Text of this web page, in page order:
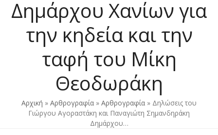
Δημάρχου Χανίων για
την κηδεία και την
ταφή του Μίκη
Θεοδωράκη
Αρχική » Αρθρογραφία » Αρθρογραφία » Δηλώσεις του
Γιώργου Αγοραστάκη και Παναγιώτη Σημανδηράκη
Δημάρχου…